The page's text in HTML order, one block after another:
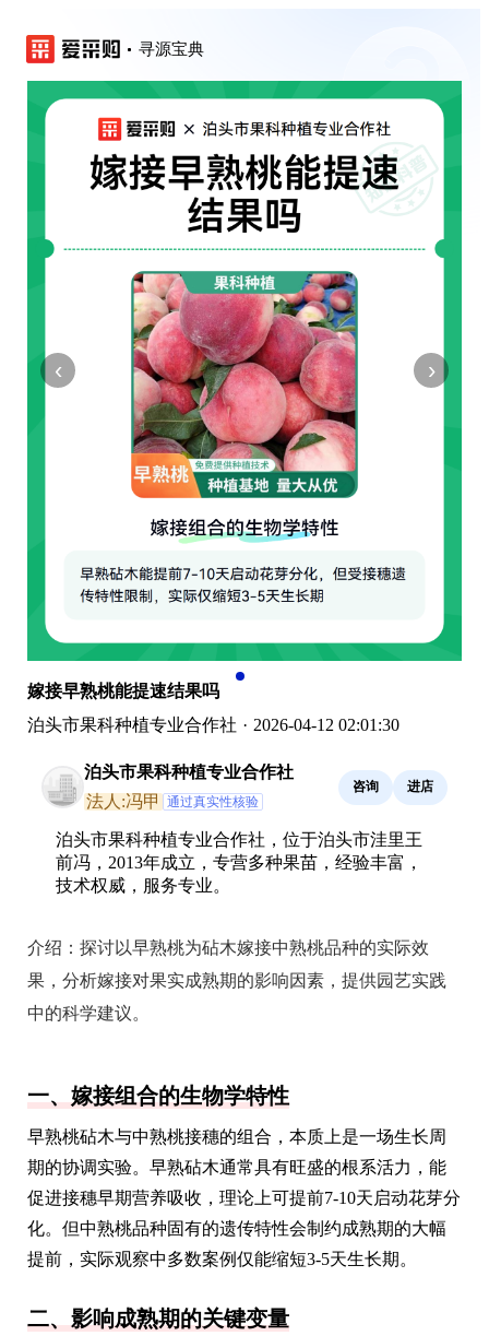
寻源宝典
‹ ›
嫁接早熟桃能提速结果吗
泊头市果科种植专业合作社 · 2026-04-12 02:01:30
泊头市果科种植专业合作社
法人:冯甲
通过真实性核验
咨询 进店
泊头市果科种植专业合作社，位于泊头市洼里王
前冯，2013年成立，专营多种果苗，经验丰富，
技术权威，服务专业。
介绍： 探讨以早熟桃为砧木嫁接中熟桃品种的实际效
果，分析嫁接对果实成熟期的影响因素，提供园艺实践
中的科学建议。
一、嫁接组合的生物学特性
早熟桃砧木与中熟桃接穗的组合，本质上是一场生长周
期的协调实验。早熟砧木通常具有旺盛的根系活力，能
促进接穗早期营养吸收，理论上可提前7-10天启动花芽分
化。但中熟桃品种固有的遗传特性会制约成熟期的大幅
提前，实际观察中多数案例仅能缩短3-5天生长期。
二、影响成熟期的关键变量